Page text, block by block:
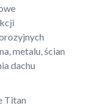
metalu, ścian
dachu
Titan